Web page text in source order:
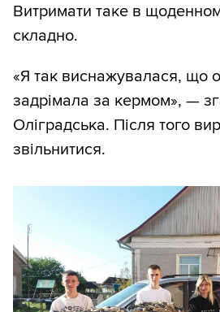
Витримати таке в
складно.
«Я так виснажувалася, що
задрімала за кермом», —
Оліградська. Після того
звільнитися.